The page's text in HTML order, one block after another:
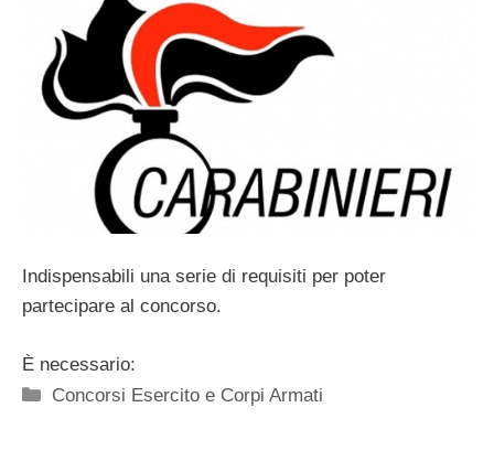
Indispensabili una serie di requisiti per poter
partecipare al concorso.
È necessario:
Categorie
Concorsi Esercito e Corpi Armati